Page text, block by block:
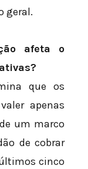
geral.
afeta o
que os
apenas
um marco
de cobrar
cinco